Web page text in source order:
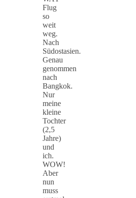
Flug
so
weit
weg.
Nach
Südostasien.
Genau
genommen
nach
Bangkok.
Nur
meine
kleine
Tochter
(2,5
Jahre)
und
ich.
WOW!
Aber
nun
muss